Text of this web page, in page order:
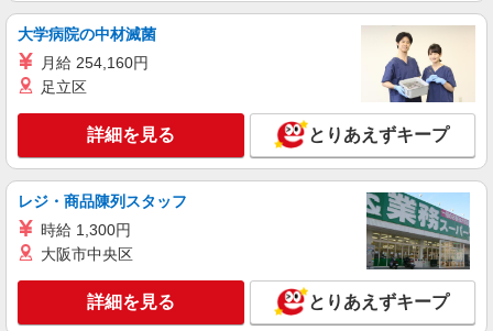
日研トータルソーシング株式会社 メディカルケア事業部/仙台オフィ
ス【看護助手】
看護助手（ナースエイド）
時給1,200円 ★週払いOK（規定あり） ※給与
福島県福島市 【最寄駅】福島交通飯坂線「花
水坂」駅
キープ 詳細を見る
アルバイト パート
ス【看護助手】
看護助手（ナースエイド）
大学病院の中材滅菌
月給 254,160円
足立区
詳細を見る とりあえずキープ
レジ・商品陳列スタッフ
時給 1,300円
大阪市中央区
詳細を見る とりあえずキープ